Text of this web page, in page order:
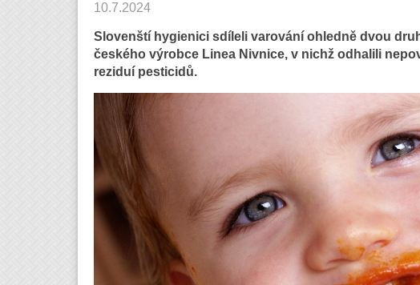
10.7.2024
Slovenští hygienici sdíleli varování ohledně dvou
českého výrobce Linea Nivnice, v nichž odhalili
reziduí pesticidů.